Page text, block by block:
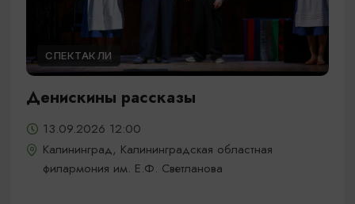
СПЕКТАКЛИ
Денискины рассказы
13.09.2026 12:00
Калининград, Калининградская областная
филармония им. Е.Ф. Светланова